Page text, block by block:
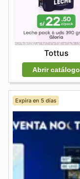
Tottus
Abrir catálogo
Expira en 5 días